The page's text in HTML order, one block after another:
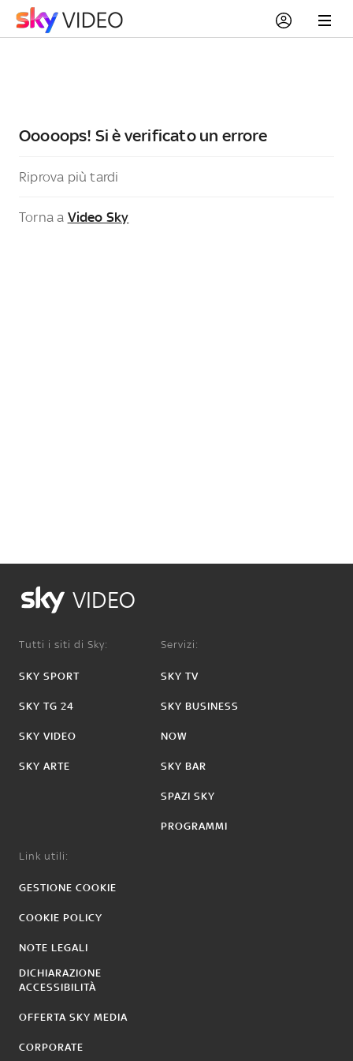
Ooooops! Si è verificato un errore
Riprova più tardi
Torna a Video Sky
VIDEO
Tutti i siti di Sky:
SKY SPORT
SKY TG 24
SKY VIDEO
SKY ARTE
Servizi:
SKY TV
SKY BUSINESS
NOW
SKY BAR
SPAZI SKY
PROGRAMMI
Link utili:
GESTIONE COOKIE
COOKIE POLICY
NOTE LEGALI
DICHIARAZIONE
ACCESSIBILITÀ
OFFERTA SKY MEDIA
CORPORATE